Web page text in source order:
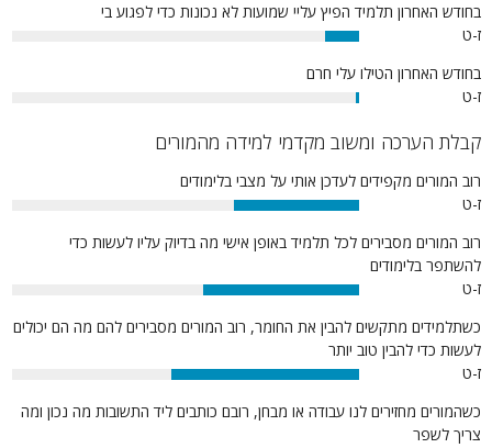
בחודש האחרון תלמיד הפיץ עליי שמועות לא נכונות כדי לפגוע בי
ז-ט
10%
בחודש האחרון הטילו עלי חרם
ז-ט
1%
קבלת הערכה ומשוב מקדמי למידה מהמורים
רוב המורים מקפידים לעדכן אותי על מצבי בלימודים
ז-ט
36%
רוב המורים מסבירים לכל תלמיד באופן אישי מה בדיוק עליו לעשות כדי
להשתפר בלימודים
ז-ט
45%
כשתלמידים מתקשים להבין את החומר, רוב המורים מסבירים להם מה הם יכולים
לעשות כדי להבין טוב יותר
ז-ט
54%
כשהמורים מחזירים לנו עבודה או מבחן, רובם כותבים ליד התשובות מה נכון ומה
צריך לשפר